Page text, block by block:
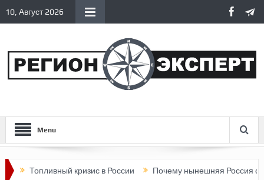
10, Август 2026
Menu
кризис в России Почему нынешняя Россия стала